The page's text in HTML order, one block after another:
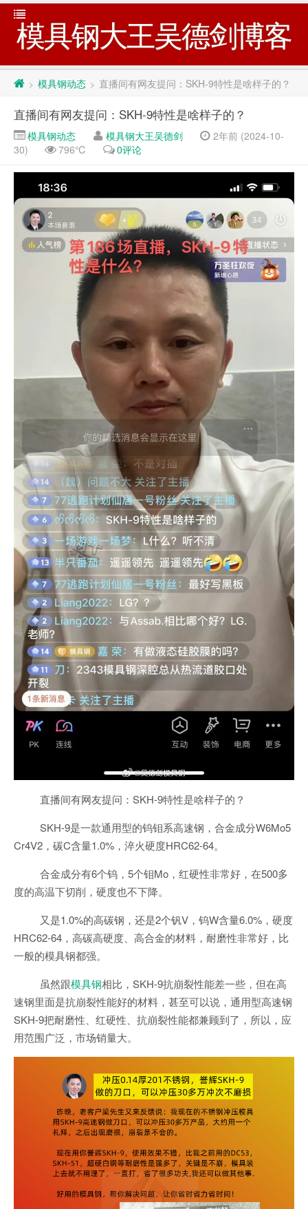
模具钢大王吴德剑博客
> 模具钢动态 > 直播间有网友提问：SKH-9特性是啥样子的？
直播间有网友提问：SKH-9特性是啥样子的？
模具钢动态 模具钢大王吴德剑
2年前 (2024-10-
30)
796℃ 0评论
直播间有网友提问：SKH-9特性是啥样子的？
SKH-9是一款通用型的钨钼系高速钢，合金成分W6Mo5
Cr4V2，碳C含量1.0%，淬火硬度HRC62-64。
合金成分有6个钨，5个钼Mo，红硬性非常好，在500多
度的高温下切削，硬度也不下降。
又是1.0%的高碳钢，还是2个钒V，钨W含量6.0%，硬度
HRC62-64，高碳高硬度、高合金的材料，耐磨性非常好，比
一般的模具钢都强。
虽然跟模具钢相比，SKH-9抗崩裂性能差一些，但在高
速钢里面是抗崩裂性能好的材料，甚至可以说，通用型高速钢
SKH-9把耐磨性、红硬性、抗崩裂性能都兼顾到了，所以，应
用范围广泛，市场销量大。